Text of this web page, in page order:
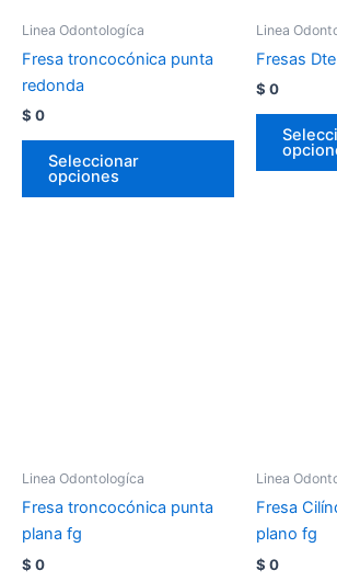
Linea Odontologíca
Fresa troncocónica punta
redonda
$ 0
Seleccionar
opciones
Linea
Fresas
$ 0
Linea Odontologíca
Fresa troncocónica punta
plana fg
$ 0
Linea
Fresa
plano fg
$ 0